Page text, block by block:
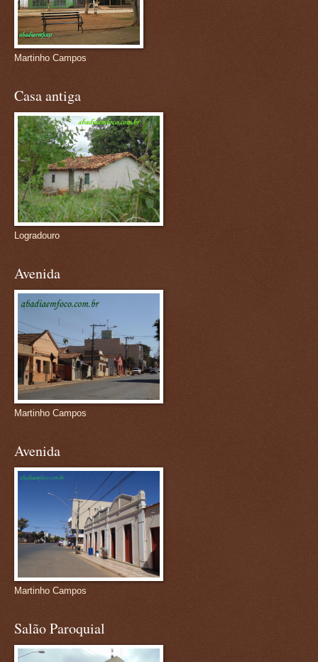
Martinho Campos
Casa antiga
Logradouro
Avenida
Martinho Campos
Avenida
Martinho Campos
Salão Paroquial